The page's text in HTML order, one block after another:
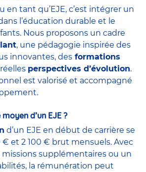
en tant qu’EJE, c’est intégrer un
l’éducation durable et le
Nous proposons un cadre
, une pédagogie inspirée des
innovantes, des formations
perspectives d’évolution.
est valorisé et accompagné
d’un EJE ?
d’un EJE en début de carrière se
et 2 100 € brut mensuels. Avec
missions supplémentaires ou un
la rémunération peut